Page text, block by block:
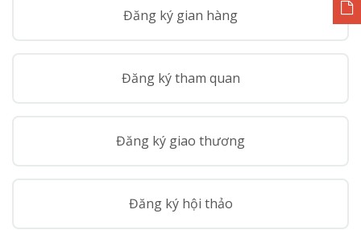
Đăng ký gian hàng
Đăng ký tham quan
Đăng ký giao thương
Đăng ký hội thảo